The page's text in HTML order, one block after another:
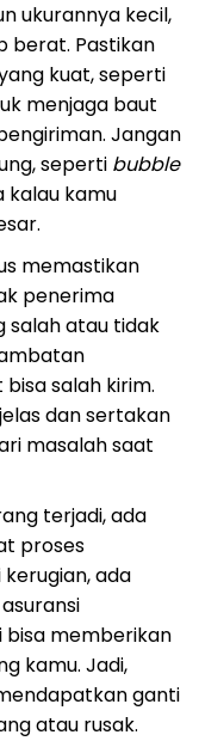
ukurannya kecil,
berat. Pastikan
kuat, seperti
menjaga baut
Jangan
seperti bubble
kalau kamu
memastikan
penerima
salah atau tidak
salah kirim.
dan sertakan
masalah saat
terjadi, ada
proses
ada
bisa memberikan
kamu. Jadi,
ganti
atau rusak.